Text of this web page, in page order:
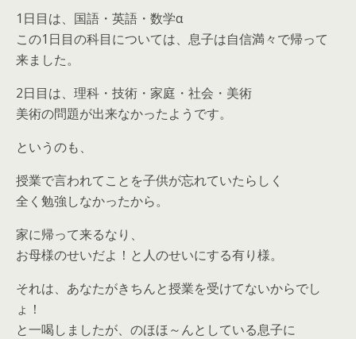
1日目は、国語・英語・数学α
この1日目の科目については、息子は自信満々で帰って
来ました。
2日目は、理科・技術・家庭・社会・美術
美術の問題が出来なかったようです。
というのも、
授業で言われてことを子供が忘れていたらしく
全く勉強しなかったから。
家に帰って来るなり、
お母様のせいだよ！と人のせいにする有り様。
それは、あなたがきちんと授業を受けてないからでし
ょ！
と一喝しましたが、のほほ～んとしている息子に